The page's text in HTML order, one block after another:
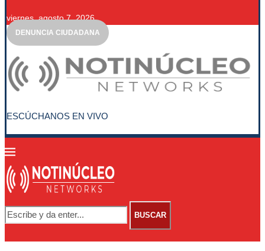
viernes, agosto 7, 2026
DENUNCIA CIUDADANA
ESCÚCHANOS EN VIVO
BUSCAR